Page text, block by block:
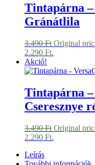
Tintapárna
Gránátlila
3.490Ft Original
2.290 Ft.
Akció!
Tintapárna
Cseresznye
3.490Ft Original
2.290 Ft.
Leírás